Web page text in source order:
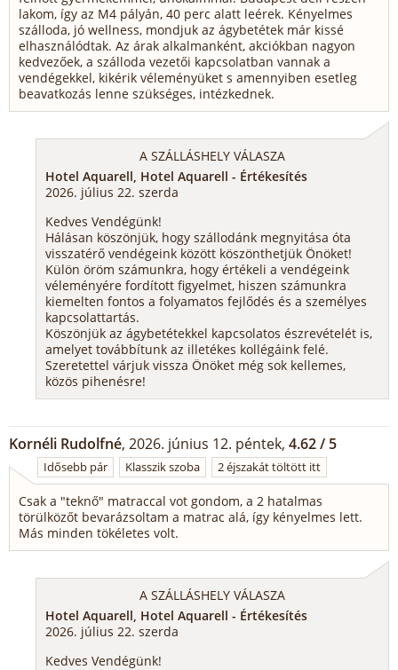
lakom, így az M4 pályán, 40 perc alatt leérek. Kényelmes
szálloda, jó wellness, mondjuk az ágybetétek már kissé
elhasználódtak. Az árak alkalmanként, akciókban nagyon
kedvezőek, a szálloda vezetői kapcsolatban vannak a
vendégekkel, kikérik véleményüket s amennyiben esetleg
beavatkozás lenne szükséges, intézkednek.
A SZÁLLÁSHELY VÁLASZA
Hotel Aquarell, Hotel Aquarell - Értékesítés
2026. július 22. szerda
Kedves Vendégünk!
Hálásan köszönjük, hogy szállodánk megnyitása óta
visszatérő vendégeink között köszönthetjük Önöket!
Külön öröm számunkra, hogy értékeli a vendégeink
véleményére fordított figyelmet, hiszen számunkra
kiemelten fontos a folyamatos fejlődés és a személyes
kapcsolattartás.
Köszönjük az ágybetétekkel kapcsolatos észrevételét is,
amelyet továbbítunk az illetékes kollégáink felé.
Szeretettel várjuk vissza Önöket még sok kellemes,
közös pihenésre!
Kornéli Rudolfné, 2026. június 12. péntek, 4.62 / 5
Idősebb pár Klasszik szoba 2 éjszakát töltött itt
Csak a "teknő" matraccal vot gondom, a 2 hatalmas
törülközőt bevarázsoltam a matrac alá, így kényelmes lett.
Más minden tökéletes volt.
A SZÁLLÁSHELY VÁLASZA
Hotel Aquarell, Hotel Aquarell - Értékesítés
2026. július 22. szerda
Kedves Vendégünk!